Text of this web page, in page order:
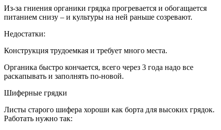
Из-за гниения органики грядка прогревается и обогащается
питанием снизу – и культуры на ней раньше созревают.
Недостатки:
Конструкция трудоемкая и требует много места.
Органика быстро кончается, всего через 3 года надо все
раскапывать и заполнять по-новой.
Шиферные грядки
Листы старого шифера хороши как борта для высоких грядок.
Работать нужно так: